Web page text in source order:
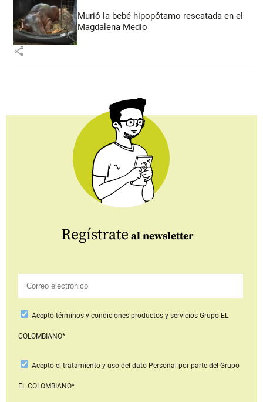
Murió la bebé hipopótamo rescatada en el
Magdalena Medio
share
Regístrate al newsletter
Aceptotérminos y condiciones productos y serviciosGrupo EL
COLOMBIANO*
Acepto el tratamiento y uso del dato Personal por parte del Grupo
EL COLOMBIANO*